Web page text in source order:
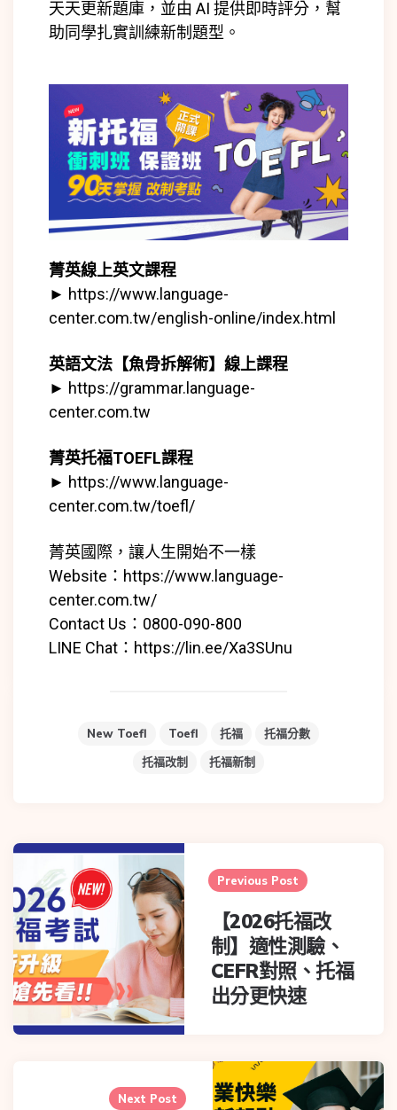
天天更新題庫，並由 AI 提供即時評分，幫
助同學扎實訓練新制題型。
菁英線上英文課程
► https://www.language-
center.com.tw/english-online/index.html
英語文法【魚骨拆解術】線上課程
► https://grammar.language-
center.com.tw
菁英托福TOEFL課程
► https://www.language-
center.com.tw/toefl/
菁英國際，讓人生開始不一樣
Website： https://www.language-
center.com.tw/
Contact Us：0800-090-800
LINE Chat： https://lin.ee/Xa3SUnu
New Toefl Toefl 托福
托福分數
托福改制
托福新制
Previous Post
【2026托福改
制】適性測驗、
CEFR對照、托福
出分更快速
Next Post